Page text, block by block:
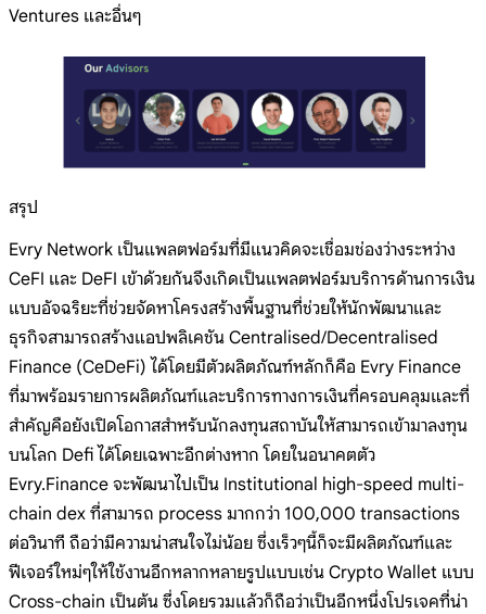
Ventures และอื่นๆ
สรุป
Evry Network เป็นแพลตฟอร์มที่มีแนวคิดจะเชื่อมช่องว่างระหว่าง
CeFI และ DeFI เข้าด้วยกันจึงเกิดเป็นแพลตฟอร์มบริการด้านการเงิน
แบบอัจฉริยะที่ช่วยจัดหาโครงสร้างพื้นฐานที่ช่วยให้นักพัฒนาและ
ธุรกิจสามารถสร้างแอปพลิเคชัน Centralised/Decentralised
Finance (CeDeFi) ได้โดยมีตัวผลิตภัณฑ์หลักก็คือ Evry Finance
ที่มาพร้อมรายการผลิตภัณฑ์และบริการทางการเงินที่ครอบคลุมและที่
สำคัญคือยังเปิดโอกาสสำหรับนักลงทุนสถาบันให้สามารถเข้ามาลงทุน
บนโลก Defi ได้โดยเฉพาะอีกต่างหาก โดยในอนาคตตัว
Evry.Finance จะพัฒนาไปเป็น Institutional high-speed multi-
chain dex ที่สามารถ process มากกว่า 100,000 transactions
ต่อวินาที ถือว่ามีความน่าสนใจไม่น้อย ซึ่งเร็วๆนี้ก็จะมีผลิตภัณฑ์และ
ฟีเจอร์ใหม่ๆให้ใช้งานอีกหลากหลายรูปแบบเช่น Crypto Wallet แบบ
Cross-chain เป็นต้น ซึ่งโดยรวมแล้วก็ถือว่าเป็นอีกหนึ่งโปรเจคที่น่า